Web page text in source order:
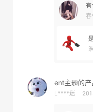
有
ent主题的
L****迷